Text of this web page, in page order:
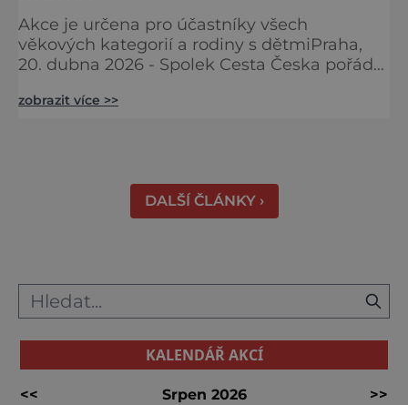
Akce je určena pro účastníky všech
věkových kategorií a rodiny s dětmiPraha,
20. dubna 2026 - Spolek Cesta Česka pořádá
Akce se uskuteční v sobotu 23. května 2026
následně připraven bohatý doprovodný
program. Akce je určena široké veřejnost
zobrazit více >>
DALŠÍ ČLÁNKY ›
KALENDÁŘ AKCÍ
<< Srpen 2026
>>